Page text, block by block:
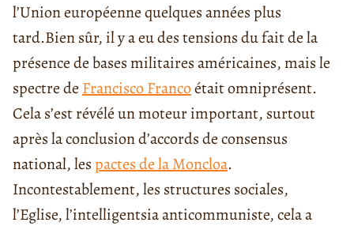
l’Union européenne quelques années plus
tard.Bien sûr, il y a eu des tensions du fait de la
présence de bases militaires américaines, mais le
spectre de Francisco Francoétait omniprésent.
Cela s’est révélé un moteur important, surtout
après la conclusion d’accords de consensus
national, lespactes de la Moncloa.
Incontestablement, les structures sociales,
l’Eglise, l’intelligentsiaanticommuniste, cela a